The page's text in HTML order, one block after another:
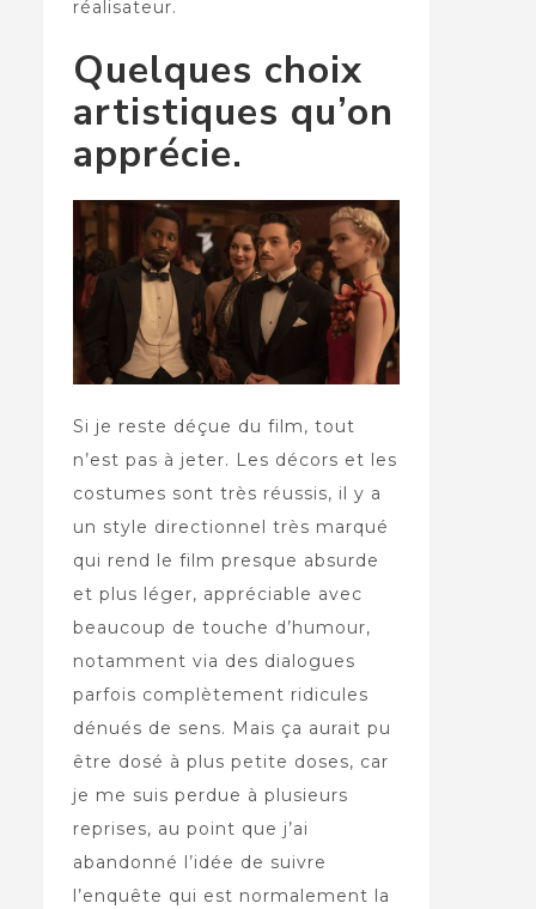
réalisateur.
Quelques choix
artistiques qu’on
apprécie.
Si je reste déçue du film, tout
n’est pas à jeter. Les décors et les
costumes sont très réussis, il y a
un style directionnel très marqué
qui rend le film presque absurde
et plus léger, appréciable avec
beaucoup de touche d’humour,
notamment via des dialogues
parfois complètement ridicules
dénués de sens. Mais ça aurait pu
être dosé à plus petite doses, car
je me suis perdue à plusieurs
reprises, au point que j’ai
abandonné l’idée de suivre
l’enquête qui est normalement la